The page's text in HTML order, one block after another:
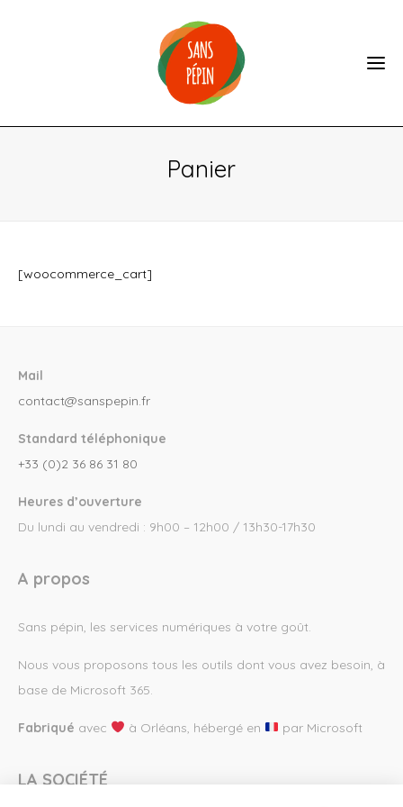
Panier
[woocommerce_cart]
Mail
contact@sanspepin.fr
Standard téléphonique
+33 (0)2 36 86 31 80
Heures d’ouverture
Du lundi au vendredi : 9h00 – 12h00 / 13h30-17h30
A propos
Sans pépin, les services numériques à votre goût.
Nous vous proposons tous les outils dont vous avez besoin, à
base de Microsoft 365.
Fabriqué avec à Orléans, hébergé en par Microsoft
LA SOCIÉTÉ